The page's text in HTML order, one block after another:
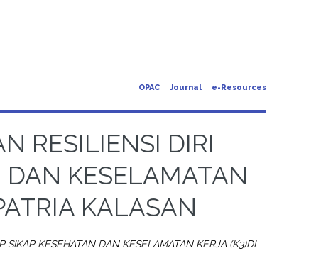
OPAC Journal e-Resources
RESILIENSI DIRI
DAN KESELAMATAN
KALASAN
SIKAP KESEHATAN DAN KESELAMATAN KERJA (K3)DI